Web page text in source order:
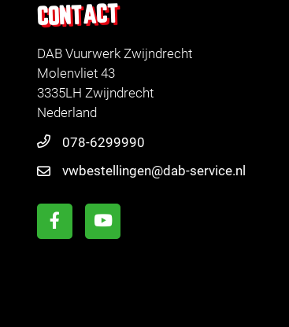
CONTACT
DAB Vuurwerk Zwijndrecht
Molenvliet 43
3335LH Zwijndrecht
Nederland
078-6299990
vwbestellingen@dab-service.nl